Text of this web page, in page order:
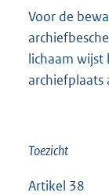
Voor de
lichaam wijst
archiefplaats
Toezicht
Artikel 38